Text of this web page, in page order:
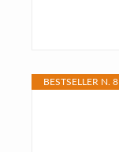
BESTSELLER N. 8